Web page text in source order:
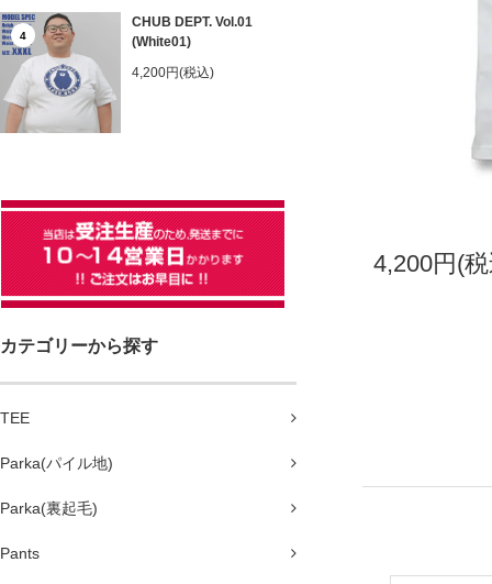
4
CHUB DEPT. Vol.01
(White01)
4,200円(税込)
カテゴリーから探す
TEE
Parka(パイル地)
Parka(裏起毛)
Pants
4,200円(